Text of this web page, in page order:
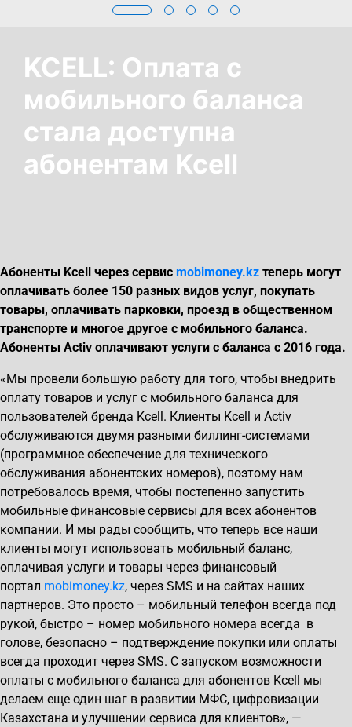
KCELL: Оплата с
мобильного баланса
стала доступна
абонентам Kcell
Абоненты Kcell через сервис mobimoney.kz теперь могут
оплачивать более 150 разных видов услуг, покупать
товары, оплачивать парковки, проезд в общественном
транспорте и многое другое с мобильного баланса.
Абоненты Activ оплачивают услуги с баланса с 2016 года.
«Мы провели большую работу для того, чтобы внедрить
оплату товаров и услуг с мобильного баланса для
пользователей бренда Kcell. Клиенты Kcell и Activ
обслуживаются двумя разными биллинг-системами
(программное обеспечение для технического
обслуживания абонентских номеров), поэтому нам
потребовалось время, чтобы постепенно запустить
мобильные финансовые сервисы для всех абонентов
компании. И мы рады сообщить, что теперь все наши
клиенты могут использовать мобильный баланс,
оплачивая услуги и товары через финансовый
портал mobimoney.kz, через SMS и на сайтах наших
партнеров. Это просто – мобильный телефон всегда под
рукой, быстро – номер мобильного номера всегда в
голове, безопасно – подтверждение покупки или оплаты
всегда проходит через SMS. С запуском возможности
оплаты с мобильного баланса для абонентов Kcell мы
делаем еще один шаг в развитии МФС, цифровизации
Казахстана и улучшении сервиса для клиентов», —